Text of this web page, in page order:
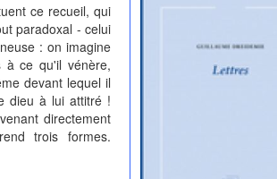
ce recueil, qui
paradoxal - celui
: on imagine
ce qu'il vénère,
devant lequel il
dieu à lui attitré !
directement
trois formes.